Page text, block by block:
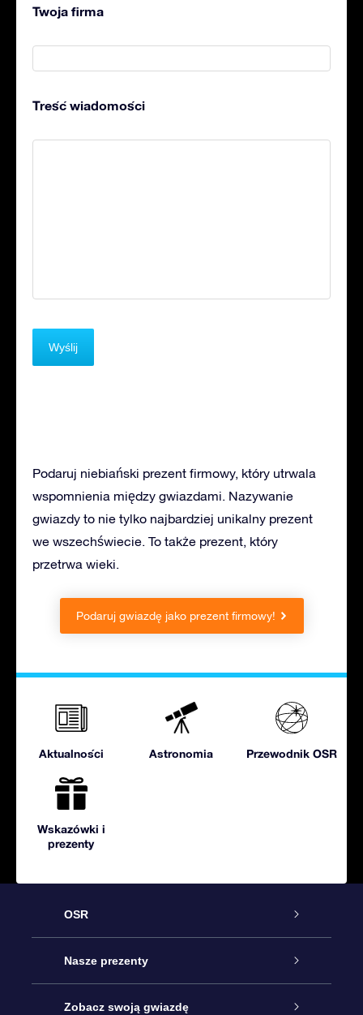
Twoja firma
Treść wiadomości
Podaruj niebiański prezent firmowy, który utrwala
wspomnienia między gwiazdami. Nazywanie
gwiazdy to nie tylko najbardziej unikalny prezent
we wszechświecie. To także prezent, który
przetrwa wieki.
Podaruj gwiazdę jako prezent firmowy!
Aktualności Astronomia Przewodnik OSR
Wskazówki i
prezenty
OSR
Obsługa
Kontakt
Nasze prezenty
Podarunek Gwiazda Online
Zobacz swoją gwiazdę